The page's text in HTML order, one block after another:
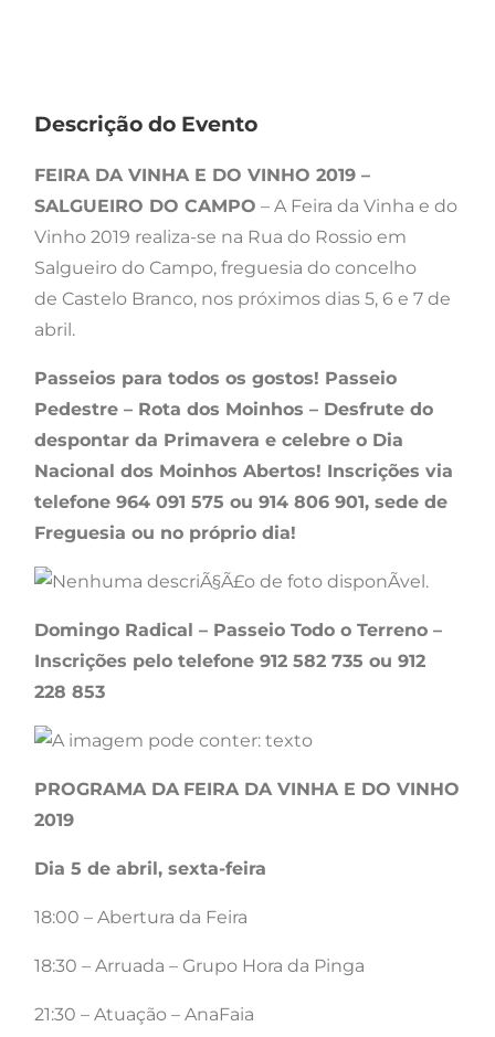
Descrição do Evento
FEIRA DA VINHA E DO VINHO 2019 –
SALGUEIRO DO CAMPO – A Feira da Vinha e do
Vinho 2019 realiza-se na Rua do Rossio em
Salgueiro do Campo, freguesia do concelho
de Castelo Branco, nos próximos dias 5, 6 e 7 de
abril.
Passeios para todos os gostos! Passeio
Pedestre – Rota dos Moinhos – Desfrute do
despontar da Primavera e celebre o Dia
Nacional dos Moinhos Abertos! Inscrições via
telefone 964 091 575 ou 914 806 901, sede de
Freguesia ou no próprio dia!
Domingo Radical – Passeio Todo o Terreno –
Inscrições pelo telefone 912 582 735 ou 912
228 853
PROGRAMA DA FEIRA DA VINHA E DO VINHO
2019
Dia 5 de abril, sexta-feira
18:00 – Abertura da Feira
18:30 – Arruada – Grupo Hora da Pinga
21:30 – Atuação – AnaFaia